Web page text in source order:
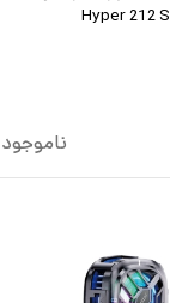
Hyper 212
ناموجود